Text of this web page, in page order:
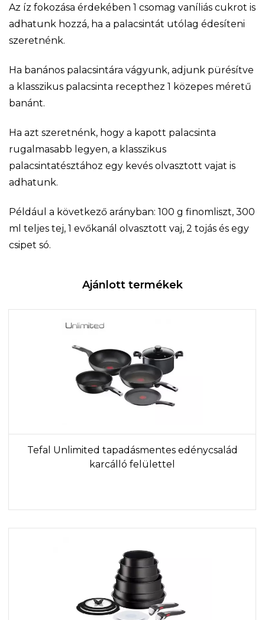
Az íz fokozása érdekében 1 csomag vaníliás cukrot is
adhatunk hozzá, ha a palacsintát utólag édesíteni
szeretnénk.
Ha banános palacsintára vágyunk, adjunk pürésítve
a klasszikus palacsinta recepthez 1 közepes méretű
banánt.
Ha azt szeretnénk, hogy a kapott palacsinta
rugalmasabb legyen, a klasszikus
palacsintatésztához egy kevés olvasztott vajat is
adhatunk.
Például a következő arányban: 100 g finomliszt, 300
ml teljes tej, 1 evőkanál olvasztott vaj, 2 tojás és egy
csipet só.
Ajánlott termékek
Tefal Unlimited tapadásmentes edénycsalád
karcálló felülettel